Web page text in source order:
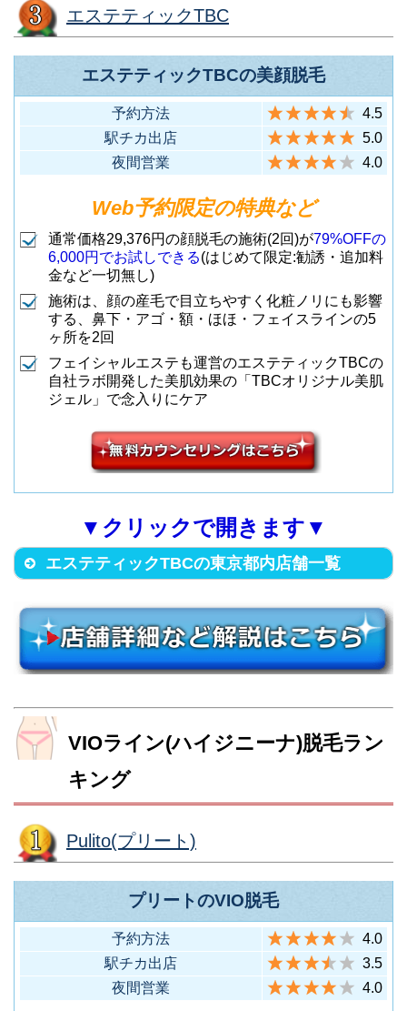
21 渋谷店
口ビル5F
（東急・地下鉄各線 渋谷駅(11番
出口)から徒歩1分）
渋谷区恵比寿1丁目12-1 CRD Ebi
（JR各線 恵比寿駅(東口)から徒
歩3分）
目黒店
ーションサイドビル7F
歩1分）
五反田店
トラルビル6F
（JR山手線 五反田駅(東口/A3出
口)から徒歩1分）
25 アトレ大森店
大田区大森北1丁目6-16 アトレ大
（JR京浜東北線 大森駅(東口)か
ら徒歩3分）
26
グランデュオ蒲
（JR京浜東北線 蒲田駅(西口)か
自由が丘南口店
世田谷区奥沢5丁目26-12 自由が
丘MERIX4F
（東急東横線・大井町線 自由が
分）
17 池袋西店
豊島区池袋2-40-13 240池袋ビ
ル4F
（JR各線 池袋駅西口から徒歩6
分）
店舗名 住所
吉祥寺店
ビル4F
（JR各線 吉祥寺駅北口から徒歩
2分）
立川店
立川市曙町2-7-19 モノリスビル
3F
（JR各線 立川駅北口から徒歩1
分）
3 八王子店
八王子市旭町8-2 宮崎ビル2F
（JR各線 八王子駅北口から徒歩
1分）
町田店
3F
分）
歩2分）
自由が丘店
目黒区自由が丘2-13-6 ＫＮ自由
が丘プラザ2F
（東急東横線・大井町線 自由が
丘駅正面口から徒歩4分）
蒲田駅前店
大田区西蒲田7-66-10 ランズビル
7F
（JR京浜東北線 蒲田駅西口から
池袋本店
ラルビル7F
（JR各線 池袋駅東口から徒歩2
赤羽店
分）
八王子店
子ビル２Ｆ
3分）
武蔵野市吉祥寺本町1-15-9 岩崎
吉祥寺ビル７Ｆ
（JR各線 吉祥寺駅北口から徒歩
調布市布田1-36-8 調布北口真光
6 渋谷店
（東急・地下鉄各線 渋谷駅から
徒歩8分）
渋谷新南口店
渋谷区渋谷3-27-14 藤本ビル7F
（東急・地下鉄各線 渋谷駅から
徒歩5分）
銀座数寄屋橋店
中央区銀座6-4-9 SANWAGINZA
ビル6F
（地下鉄銀座駅から徒歩6分）
神宮前原宿店
渋谷区神宮前1-19-14 サンキュー
ビル6F
（JR山手線 原宿駅竹下口から徒
歩1分）
豊島区東池袋1-15-1 菱山ビル7F
（JR各線 池袋駅(東口)から徒歩4
分）
11 池袋西口店
豊島区西池袋5-5-21 ザ・タワ
ー・グランディア1307
（JR各線 池袋駅(西口)から徒歩9
分）
12
902
13 麻布十番店
港区麻布十番1-10-3 モンテプラ
ザ麻布802
（地下鉄麻布十番駅から徒歩1
分）
杉並区下井草3-14-1 ing HS B1F
（西武新宿線 下井草駅から徒歩7
店舗名
1 銀座店
ス銀座ビル4F
（地下鉄銀座一丁目駅3番出口か
（地下鉄上野広小路駅A3口出て
すぐ）
北千住店
足立区千住旭町4-12 桜テラス4
F
2分）
錦糸町店
墨田区江東橋4-26-9 VORT錦糸
町駅前 8F
品川区大井1-10-3 ボード大井町
ビル4F
2分）
6 目黒店
（JR山手線 目黒駅東口から徒歩
7 蒲田店
2F
（JR・東急各線 蒲田駅西口から
徒歩2分）
渋谷区神宮前1-8-9 原宿宝エス
エステティックTBC
エステティックTBCの美顔脱毛
予約方法
4.5
駅チカ出店
5.0
夜間営業
4.0
Web予約限定の特典など
通常価格29,376円の顔脱毛の施術(2回)が79%OFFの
6,000円でお試しできる(はじめて限定:勧誘・追加料
金など一切無し)
施術は、顔の産毛で目立ちやすく化粧ノリにも影響
する、鼻下・アゴ・額・ほほ・フェイスラインの5
ヶ所を2回
フェイシャルエステも運営のエステティックTBCの
自社ラボ開発した美肌効果の「TBCオリジナル美肌
ジェル」で念入りにケア
▼クリックで開きます▼
エステティックTBCの東京都内店舗一覧
1 新宿南口店
渋谷区代々木2-7-8 東京南新宿ビ
（JR各線 新宿駅南口から徒歩3
分）
新宿東口店
新宿区新宿３－２７－４ 新宿御
幸ビル４Ｆ
（JR各線 新宿駅中央東口から徒
歩2分）
VIOライン(ハイジニーナ)脱毛ラン
キング
Pulito(プリート)
プリートのVIO脱毛
予約方法
4.0
駅チカ出店
3.5
夜間営業
4.0